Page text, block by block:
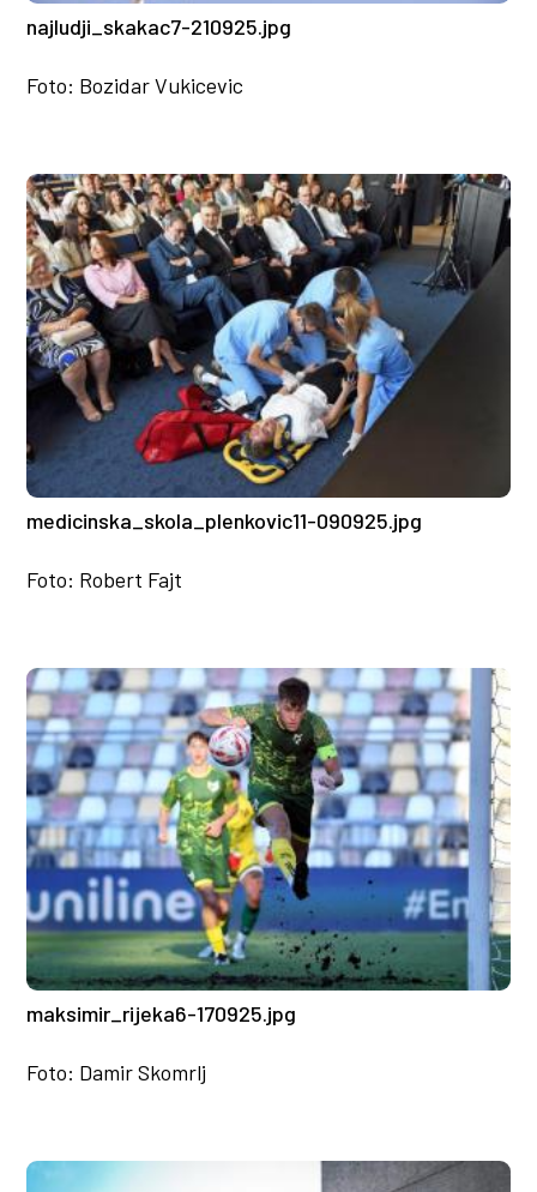
najludji_skakac7-210925.jpg
Foto: Bozidar Vukicevic
medicinska_skola_plenkovic11-090925.jpg
Foto: Robert Fajt
maksimir_rijeka6-170925.jpg
Foto: Damir Skomrlj